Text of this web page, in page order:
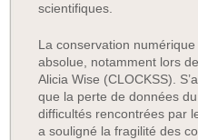
scientifiques.
La conservation
absolue, notamment lors
Alicia Wise (CLOCKSS).
que la perte de données
difficultés rencontrées par
a souligné la fragilité des